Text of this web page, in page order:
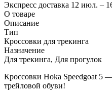
Экспресс доставка 12 июл. –
О товаре
Описание
Тип
Кроссовки для трекинга
Назначение
Для трекинга, Для прогулок
Кроссовки Hoka Speedgoat 5
трейловой обуви!